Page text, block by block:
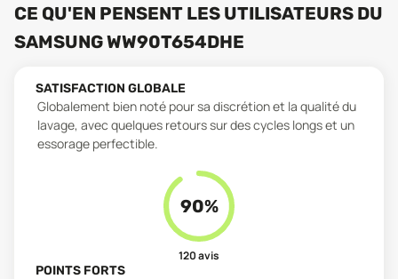
CE QU'EN PENSENT LES UTILISATEURS DU
SAMSUNG WW90T654DHE
SATISFACTION GLOBALE
Globalement bien noté pour sa discrétion et la qualité du
lavage, avec quelques retours sur des cycles longs et un
essorage perfectible.
90%
120avis
POINTS FORTS